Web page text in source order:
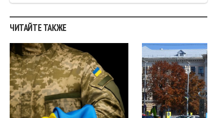
ЧИТАЙТЕ ТАКЖЕ